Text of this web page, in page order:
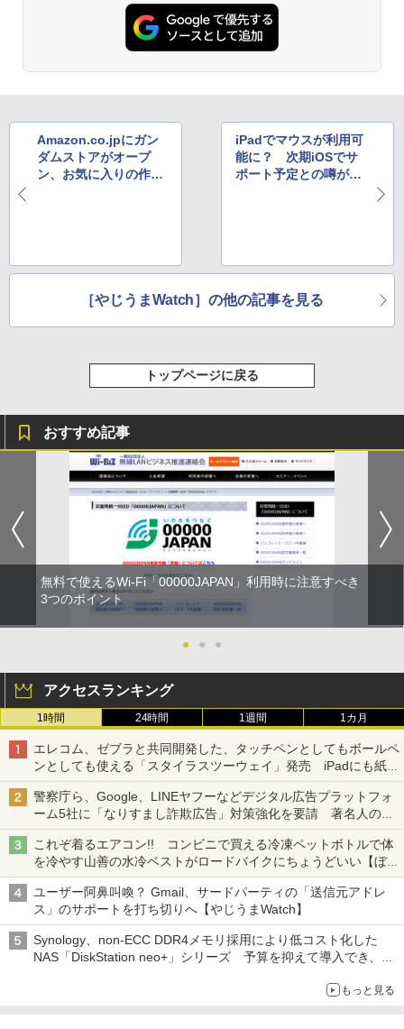
Amazon.co.jpにガン
ダムストアがオープ
ン、お気に入りの作品
iPadでマウスが利用可
能に？ 次期iOSでサ
ポート予定との噂がネ
［やじうまWatch］の他の記事を見る
トップページに戻る
おすすめ記事
無料で使えるWi-Fi「00000JAPAN」利用時に注意すべき
3つのポイント
● ● ●
アクセスランキング
1時間 24時間 1週間 1カ月
エレコム、ゼブラと共同開発した、タッチペンとしてもボールペ
ンとしても使える「スタイラスツーウェイ」発売 iPadにも紙に
も、持ち替えずに書き込める
警察庁ら、Google、LINEヤフーなどデジタル広告プラットフォ
ーム5社に「なりすまし詐欺広告」対策強化を要請 著名人の写
真や映像を使った投資詐欺などへの対策として
これぞ着るエアコン!! コンビニで買える冷凍ペットボトルで体
を冷やす山善の水冷ベストがロードバイクにちょうどいい【ぼっ
ち・ざ・ろーど！その14】【空いた時間でなにしてる？】
ユーザー阿鼻叫喚？ Gmail、サードパーティの「送信元アドレ
ス」のサポートを打ち切りへ【やじうまWatch】
Synology、non-ECC DDR4メモリ採用により低コスト化した
NAS「DiskStation neo+」シリーズ 予算を抑えて導入でき、
もっと見る